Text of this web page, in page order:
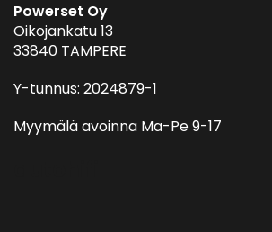
Powerset Oy
Oikojankatu 13
33840 TAMPERE
Y-tunnus: 2024879-1
Myymälä avoinna Ma-Pe 9-17